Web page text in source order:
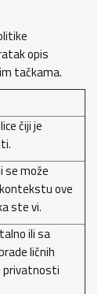
opis
tačkama.
čiji je
se može
ove
ste vi.
ili sa
ličnih
privatnosti